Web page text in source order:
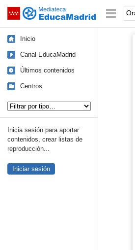
Saltar navegación
Inicio
Canal EducaMadrid
Últimos contenidos
Centros
Inicia sesión para aportar
contenidos, crear listas de
reproducción...
Iniciar sesión